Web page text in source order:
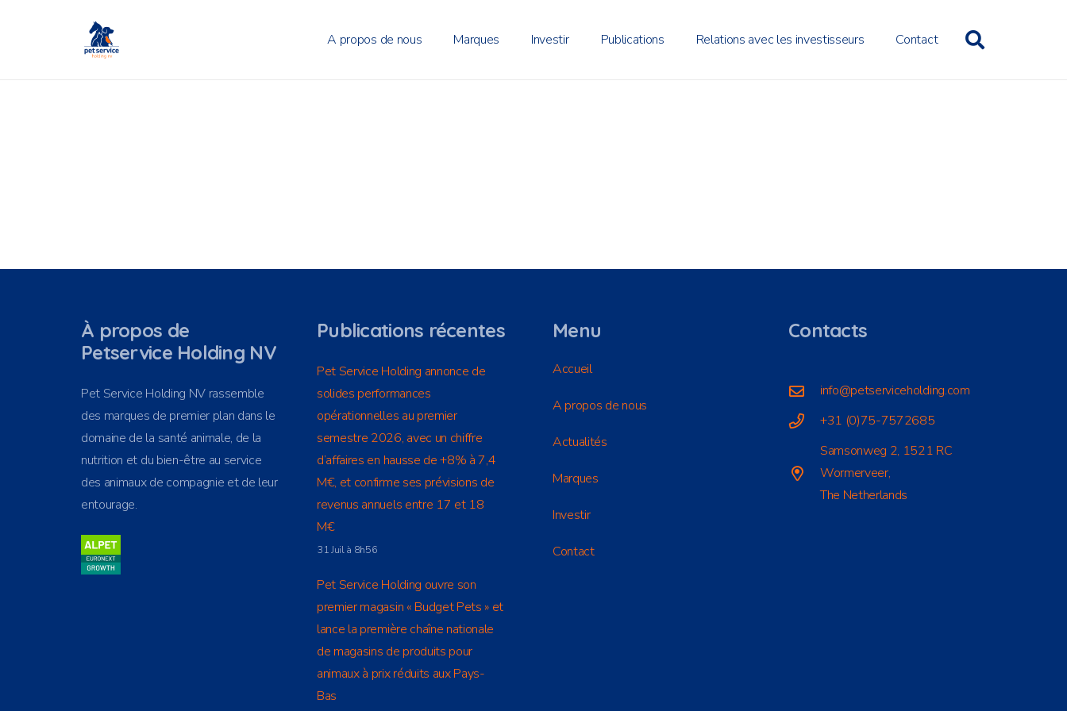
A propos de nous Marques Investir Publications Relations avec les investisseurs Contact
À propos de
Petservice Holding NV
Pet Service Holding NV rassemble
des marques de premier plan dans le
domaine de la santé animale, de la
nutrition et du bien-être au service
des animaux de compagnie et de leur
entourage.
Publications récentes
Pet Service Holding annonce de
solides performances
opérationnelles au premier
semestre 2026, avec un chiffre
d’affaires en hausse de +8% à 7,4
M€, et confirme ses prévisions de
revenus annuels entre 17 et 18
M€
31 Juil à 8h56
Pet Service Holding ouvre son
premier magasin « Budget Pets » et
lance la première chaîne nationale
de magasins de produits pour
animaux à prix réduits aux Pays-
Bas
Menu
Accueil
A propos de nous
Actualités
Marques
Investir
Contact
Contacts
info@petserviceholding.com
+31 (0)75-7572685
Samsonweg 2, 1521 RC
Wormerveer,
The Netherlands